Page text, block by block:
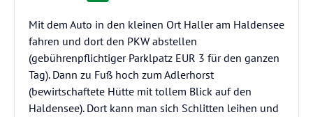
Mit dem Auto in den kleinen Ort Haller am Haldensee
fahren und dort den PKW abstellen
(gebührenpflichtiger Parklpatz EUR 3 für den ganzen
Tag). Dann zu Fuß hoch zum Adlerhorst
(bewirtschaftete Hütte mit tollem Blick auf den
Haldensee). Dort kann man sich Schlitten leihen und